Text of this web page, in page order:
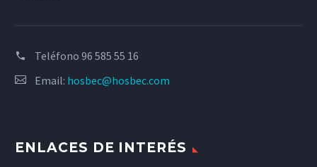
Teléfono 96 585 55 16
Email: hosbec@hosbec.com
ENLACES DE INTERÉS